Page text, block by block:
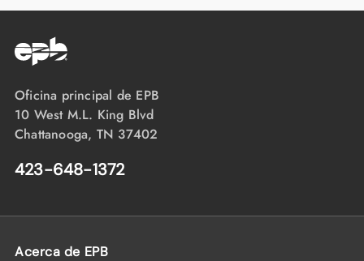
Oficina principal de EPB
10 West M.L. King Blvd
Chattanooga, TN 37402
423-648-1372
Acerca de EPB